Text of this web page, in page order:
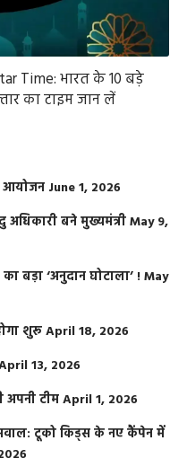
Time: भारत के 10 बड़े
का टाइम जान लें
आयोजन June 1, 2026
बने मुख्यमंत्रीMay 9,
बड़ा ‘अनुदान घोटाला’ !May
शुरूApril 18, 2026
13, 2026
टीमApril 1, 2026
टूको किड्स के नए कैंपेन में